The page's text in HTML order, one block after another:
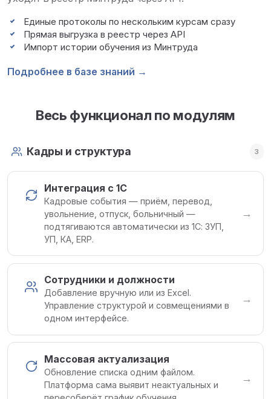
Единые протоколы по нескольким курсам сразу
Прямая выгрузка в реестр через API
Импорт истории обучения из Минтруда
Подробнее в базе знаний →
Весь функционал по модулям
Кадры и структура 3
Интеграция с 1С
Кадровые события — приём, перевод,
увольнение, отпуск, больничный —
подтягиваются автоматически из 1С: ЗУП,
УП, КА, ERP.
→
Сотрудники и должности
Добавление вручную или из Excel.
Управление структурой и совмещениями в
одном интерфейсе.
→
Массовая актуализация
Обновление списка одним файлом.
Платформа сама выявит неактуальных и
→